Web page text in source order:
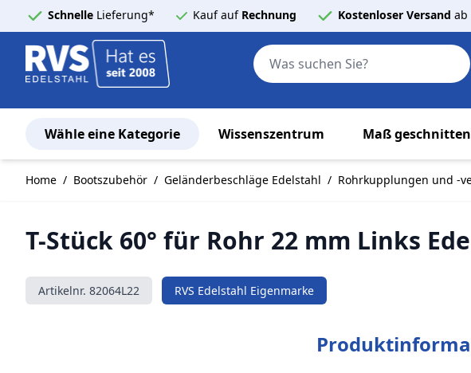
Schnelle Lieferung* Kauf auf Rechnung Kostenloser Versand ab
Wähle eine Kategorie Wissenszentrum Maß geschnitten
Home / Bootszubehör / Geländerbeschläge Edelstahl / Rohrkupplungen und -
T-Stück 60° für Rohr 22 mm Links
Artikelnr. 82064L22 RVS Edelstahl Eigenmarke